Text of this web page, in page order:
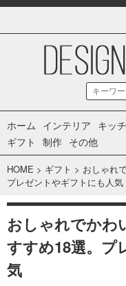
ホーム インテリア キッ
ギフト
制作 その他
HOME > ギフト > おしゃれ
プレゼントやギフトにも人気
おしゃれでかわ
すすめ18選。プ
気